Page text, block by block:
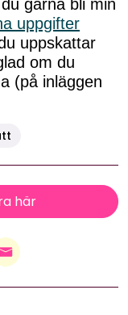
gärna bli min
uppgifter
uppskattar
om du
(på inläggen
här